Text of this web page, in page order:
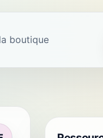
boutique